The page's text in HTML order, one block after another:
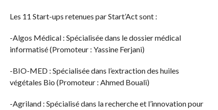
Les 11 Start-ups retenues par Start’Act sont :
-Algos Médical : Spécialisée dans le dossier médical
informatisé (Promoteur : Yassine Ferjani)
-BIO-MED : Spécialisée dans l’extraction des huiles
végétales Bio (Promoteur : Ahmed Bouali)
-Agriland : Spécialisé dans la recherche et l’innovation pour